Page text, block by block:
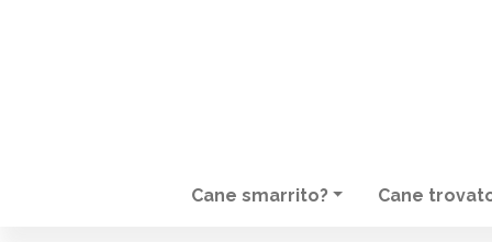
NAVIGAZIONE PRINCIPALE
Cane smarrito? Cane